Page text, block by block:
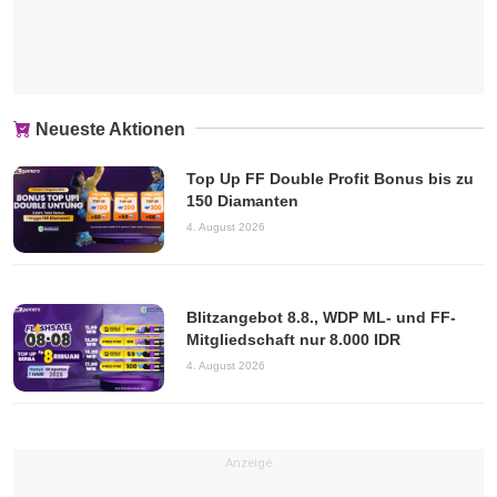
Neueste Aktionen
Top Up FF Double Profit Bonus bis zu
150 Diamanten
4. August 2026
Blitzangebot 8.8., WDP ML- und FF-
Mitgliedschaft nur 8.000 IDR
4. August 2026
Anzeige